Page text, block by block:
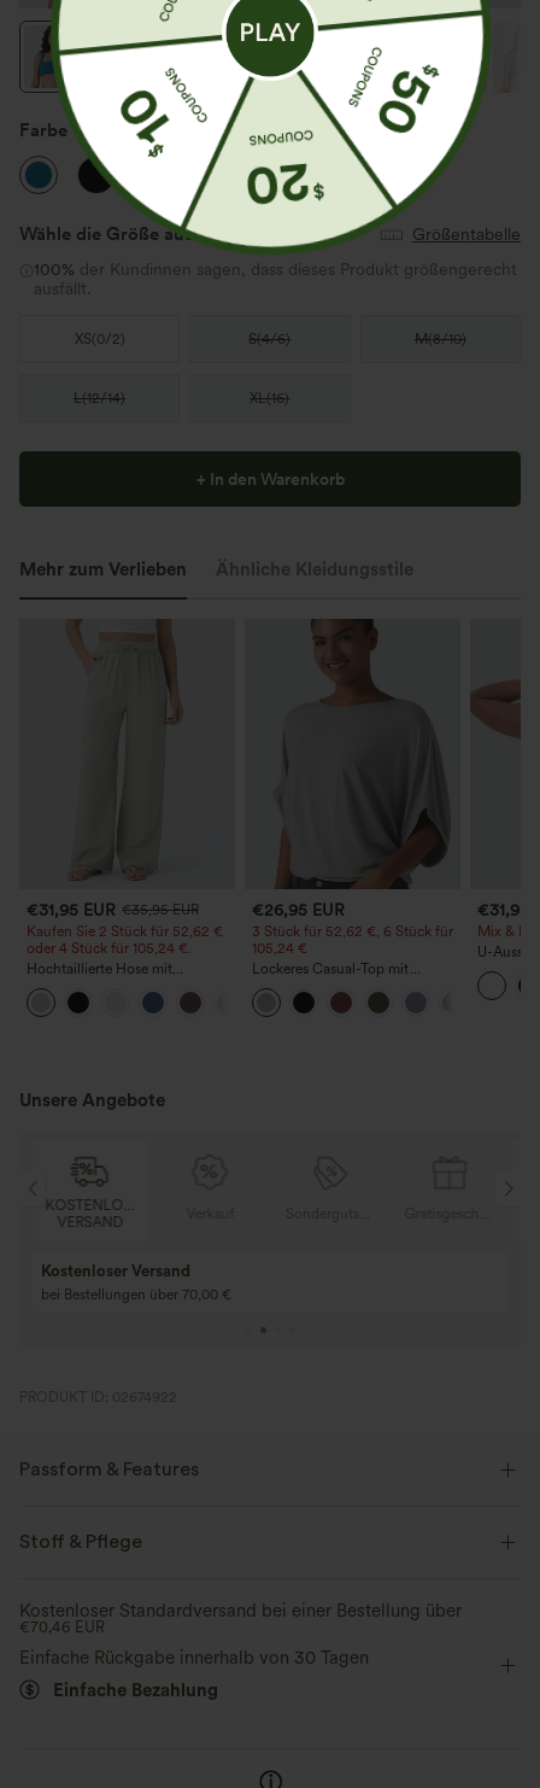
Farbe Turkish Tile
Wähle die Größe aus(US)
Größentabelle
100% der Kundinnen sagen, dass dieses Produkt größengerecht
ausfällt.
XS(0/2) S(4/6) M(8/10)
L(12/14) XL(16)
+ In den Warenkorb
Mehr zum Verlieben Ähnliche Kleidungsstile
€31,95 EUR €35,95 EUR
Kaufen Sie 2 Stück für 52,62 €
oder 4 Stück für 105,24 €.
Hochtaillierte Hose mit
Kordelzug und Taschen, weitem
Bein, lässig und locker in
Leinenoptik
+15
€26,95 EUR
3 Stück für 52,62 €, 6 Stück für
105,24 €
Lockeres Casual-Top mit
Rundhalsausschnitt und
Fledermausärmeln
€31,95
Mix &
U-
Saum,
Unsere Angebote
Verkauf
Kaufe 3 und erhalte 1 gratis
Kaufen Sie 4 für 3, kaufen Sie 8 für 6
PRODUKT ID: 02674922
Passform & Features
Breite Träger
Stoff & Pflege
Kostenloser Standardversand bei einer Bestellung über
€70,46 EUR
Einfache Rückgabe innerhalb von 30 Tagen
Einfache Bezahlung